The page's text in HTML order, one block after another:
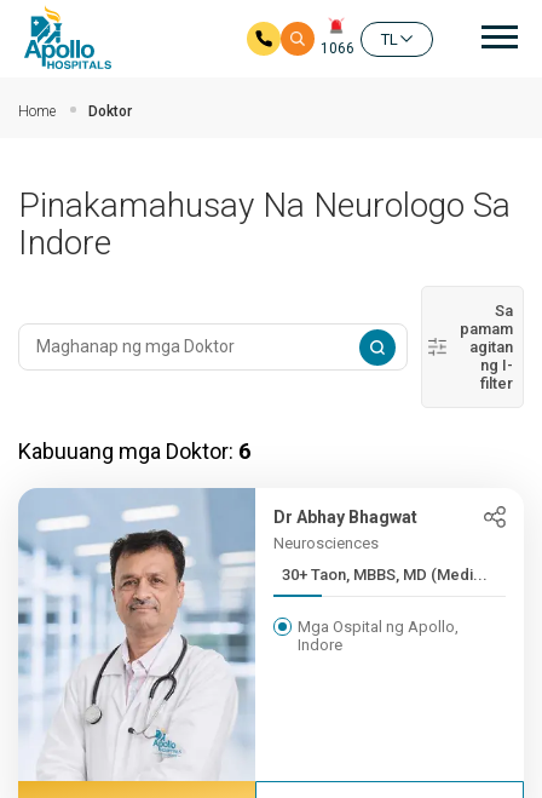
1066
TL
Home Doktor
Pinakamahusay Na Neurologo Sa
Indore
Sa
pamam
agitan
ng I-
filter
Kabuuang mga Doktor: 6
Dr Abhay Bhagwat
Neurosciences
30+ Taon, MBBS, MD (Medi...
Mga Ospital ng Apollo,
Indore